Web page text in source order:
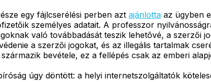
egy fájlcserélési perben azt ajánlotta az ügyben
személyes adatait. A professzor
való továbbadását teszik lehetõvé, a szerzői
a szerzői jogokat, és az illegális tartalmak
bevétele, ez a fellépés csak az emberi
úgy döntött: a helyi internetszolgáltatók